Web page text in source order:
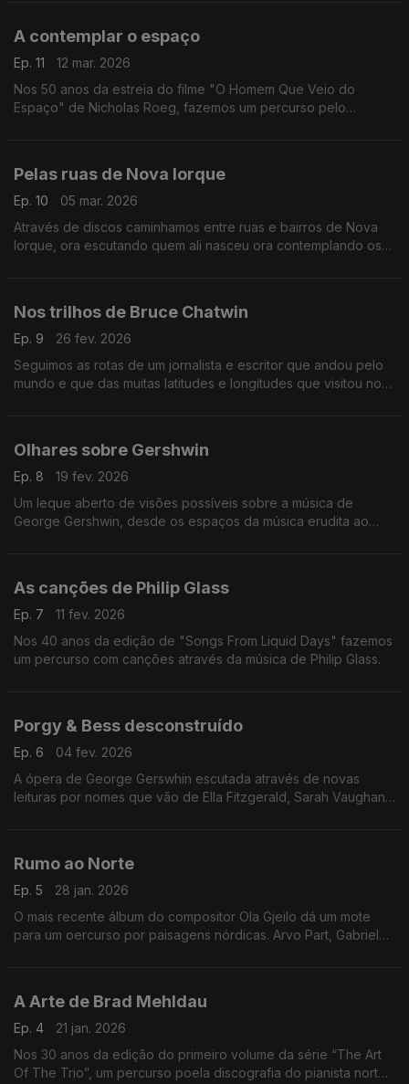
A contemplar o espaço
Ep. 11
12 mar. 2026
Nos 50 anos da estreia do filme "O Homem Que Veio do
Espaço" de Nicholas Roeg, fazemos um percurso pelo
Pelas ruas de Nova Iorque
Ep. 10
05 mar. 2026
Através de discos caminhamos entre ruas e bairros de Nova
Iorque, ora escutando quem ali nasceu ora contemplando os
Nos trilhos de Bruce Chatwin
Ep. 9
26 fev. 2026
Seguimos as rotas de um jornalista e escritor que andou pelo
mundo e que das muitas latitudes e longitudes que visitou nos
Olhares sobre Gershwin
Ep. 8
19 fev. 2026
Um leque aberto de visões possíveis sobre a música de
George Gershwin, desde os espaços da música erudita ao
As canções de Philip Glass
Ep. 7
11 fev. 2026
Nos 40 anos da edição de "Songs From Liquid Days" fazemos
um percurso com canções através da música de Philip Glass.
Porgy & Bess desconstruído
Ep. 6
04 fev. 2026
A ópera de George Gerswhin escutada através de novas
leituras por nomes que vão de Ella Fitzgerald, Sarah Vaughan,
Rumo ao Norte
Ep. 5
28 jan. 2026
O mais recente álbum do compositor Ola Gjeilo dá um mote
para um oercurso por paisagens nórdicas. Arvo Part, Gabriel
A Arte de Brad Mehldau
Ep. 4
21 jan. 2026
Nos 30 anos da edição do primeiro volume da série “The Art
Of The Trio”, um percurso poela discografia do pianista norte-